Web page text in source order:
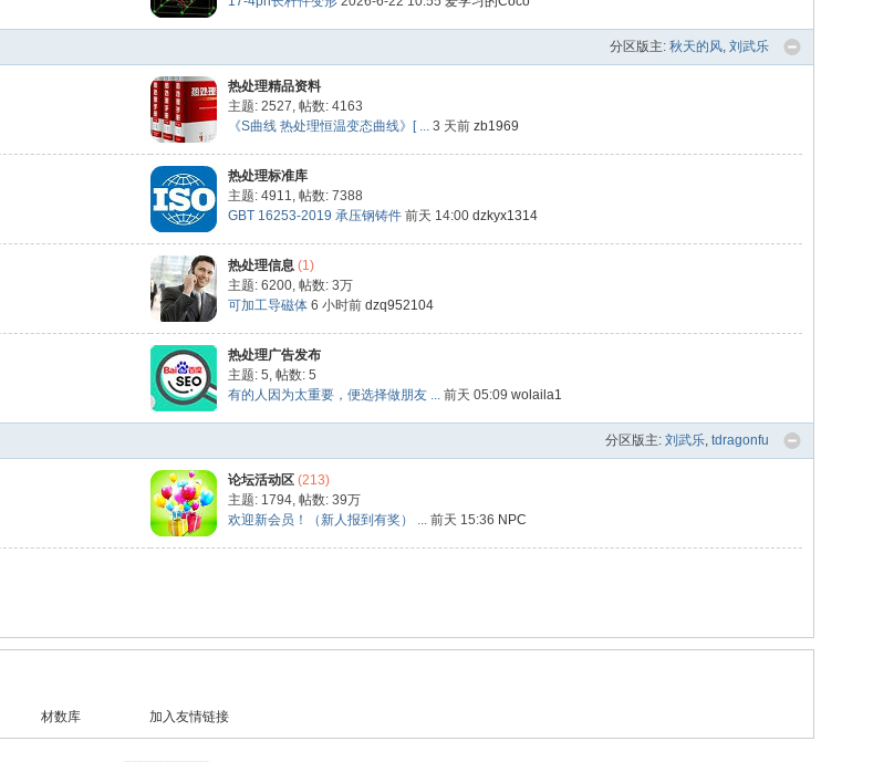
分区版主: 秋天的风, 刘武乐
热处理精品资料
主题: 2527, 帖数: 4163
《S曲线 热处理恒温变态曲线》[ ... 3 天前 zb1969
热处理标准库
主题: 4911, 帖数: 7388
GBT 16253-2019 承压钢铸件 前天 14:00 dzkyx1314
热处理信息 (1)
主题: 6200, 帖数: 3万
可加工导磁体 6 小时前 dzq952104
热处理广告发布
主题: 5, 帖数: 5
有的人因为太重要，便选择做朋友 ... 前天 05:09 wolaila1
分区版主: 刘武乐, tdragonfu
论坛活动区 (213)
主题: 1794, 帖数: 39万
欢迎新会员！（新人报到有奖） ... 前天 15:36 NPC
材数库 加入友情链接